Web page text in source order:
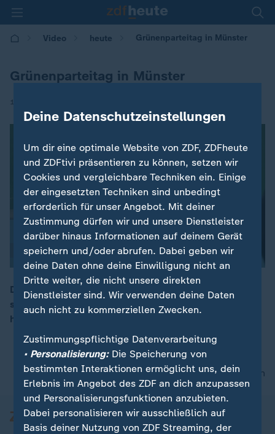
Video heute Grünenparteitag in Münster
Grünenparteitag in Münster
12.11.2016 | 10:51
00:05
Die Grünen tagen auf ihrem Parteitag in Münster. Sie
suchen unter anderem einen Kompromiss im Streit um
höhere Steuern für große Vermögen.
nach oben
Deine Datenschutzeinstellungen
Um dir eine optimale Website von ZDF, ZDFheute
und ZDFtivi präsentieren zu können, setzen wir
Cookies und vergleichbare Techniken ein. Einige
der eingesetzten Techniken sind unbedingt
erforderlich für unser Angebot. Mit deiner
Zustimmung dürfen wir und unsere Dienstleister
darüber hinaus Informationen auf deinem Gerät
speichern und/oder abrufen. Dabei geben wir
deine Daten ohne deine Einwilligung nicht an
Dritte weiter, die nicht unsere direkten
Dienstleister sind. Wir verwenden deine Daten
auch nicht zu kommerziellen Zwecken.
Zustimmungspflichtige Datenverarbeitung
• Personalisierung:Die Speicherung von
bestimmten Interaktionen ermöglicht uns, dein
Erlebnis im Angebot des ZDF an dich anzupassen
und Personalisierungsfunktionen anzubieten.
Dabei personalisieren wir ausschließlich auf
Basis deiner Nutzung von ZDF Streaming, der